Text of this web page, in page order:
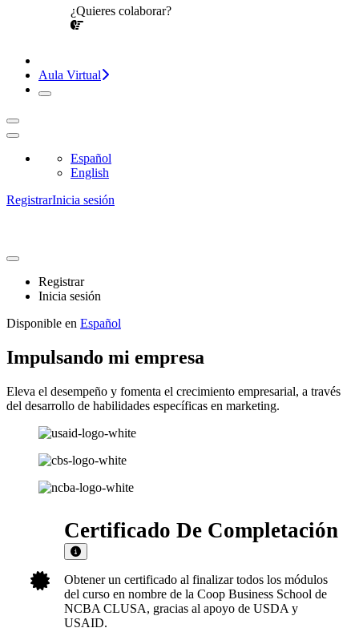
¿Quieres colaborar?
Aula Virtual
Español
English
RegistrarInicia sesión
Registrar
Inicia sesión
Disponible en Español
Impulsando mi empresa
Eleva el desempeño y fomenta el crecimiento empresarial, a través
del desarrollo de habilidades específicas en marketing.
Certificado De Completación
Obtener un certificado al finalizar todos los módulos
del curso en nombre de la Coop Business School de
NCBA CLUSA, gracias al apoyo de USDA y
USAID.